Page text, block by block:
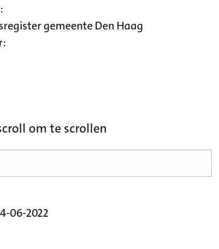
:
gemeente Den Haag
:
om te scrollen
06-2022